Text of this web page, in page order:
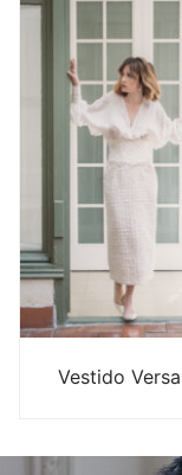
Vestido